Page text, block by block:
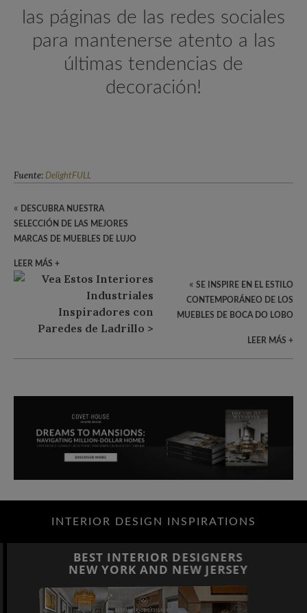
las páginas de las redes sociales
para mantenerse atento a las
últimas tendencias de
decoración!
Fuente: DelightFULL
« DESCUBRA NUESTRA
SELECCIÓN DE LAS MEJORES
MARCAS DE MUEBLES DE LUJO
LEER MÁS +
« SE INSPIRE EN EL ESTILO
CONTEMPORÁNEO DE LOS
MUEBLES DE BOCA DO LOBO
LEER MÁS +
INTERIOR DESIGN INSPIRATIONS
BEST INTERIOR DESIGNERS
NEW YORK AND NEW JERSEY